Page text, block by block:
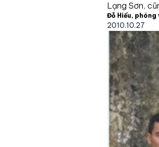
Lạng Sơn,
Đỗ Hiếu, phóng
2010.10.27